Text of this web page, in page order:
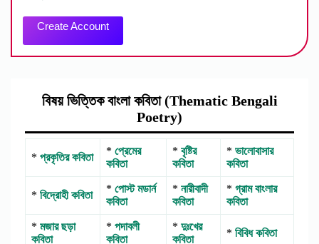
Create Account
বিষয় ভিত্তিক বাংলা কবিতা (Thematic Bengali
Poetry)
* প্রকৃতির কবিতা
* প্রেমের
কবিতা
* বৃষ্টির
কবিতা
* ভালোবাসার
কবিতা
* বিদ্রোহী কবিতা
* পোস্ট মডার্ন
কবিতা
* নারীবাদী
কবিতা
* গ্রাম বাংলার
কবিতা
* মজার ছড়া
কবিতা
* পদাবলী
কবিতা
* দুঃখের
কবিতা
* বিবিধ কবিতা